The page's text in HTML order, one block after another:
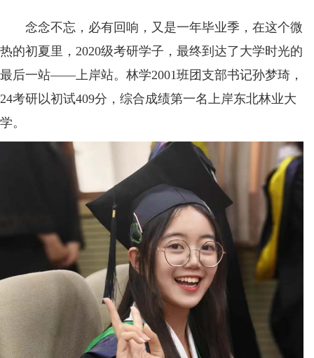
念念不忘，必有回响，又是一年毕业季，在这个微
热的初夏里，2020级考研学子，最终到达了大学时光的
最后一站——上岸站。林学2001班团支部书记孙梦琦，
24考研以初试409分，综合成绩第一名上岸东北林业大
学。